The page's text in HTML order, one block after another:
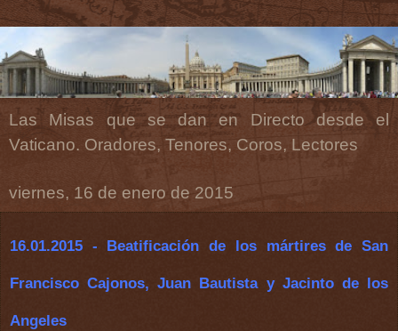
Las Misas que se dan en Directo desde el
Vaticano. Oradores, Tenores, Coros, Lectores
viernes, 16 de enero de 2015
16.01.2015 - Beatificación de los mártires de San
Francisco Cajonos, Juan Bautista y Jacinto de los
Angeles